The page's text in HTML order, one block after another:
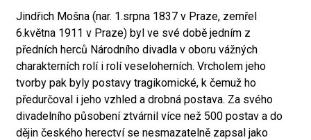
Jindřich Mošna (nar. 1.srpna 1837 v Praze, zemřel
6.května 1911 v Praze) byl ve své době jedním z
předních herců Národního divadla v oboru vážných
charakterních rolí i rolí veseloherních. Vrcholem jeho
tvorby pak byly postavy tragikomické, k čemuž ho
předurčoval i jeho vzhled a drobná postava. Za svého
divadelního působení ztvárnil více než 500 postav a do
dějin českého herectví se nesmazatelně zapsal jako